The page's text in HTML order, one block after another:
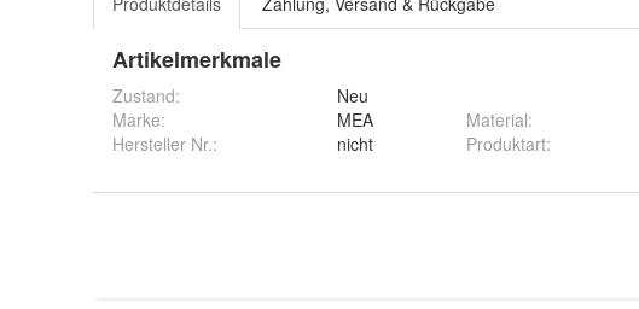
Artikelmerkmale
Zustand:
Neu
Marke:
MEA
Hersteller Nr.:
nicht
Material
Produktart